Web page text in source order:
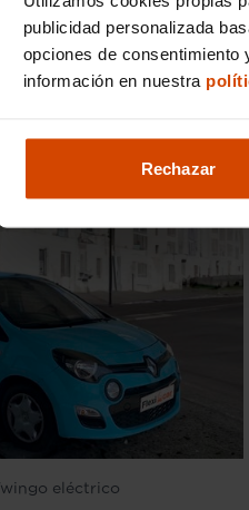
publicidad personalizada
opciones de consentimiento
información en nuestra
Rechazar
necesarias para que
un coche eléctrico
concesionario de
y encuentra el
eléctrico